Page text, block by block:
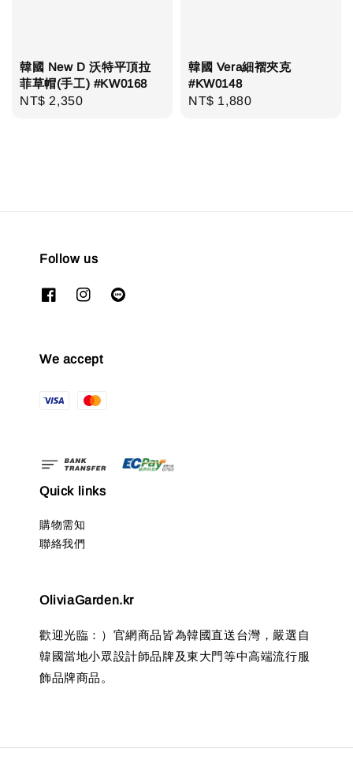
韓國 New D 沃特平頂拉
菲草帽(手工) #KW0168
Regular
NT$ 2,350
韓國 Vera細褶夾克
#KW0148
Regular
NT$ 1,880
Follow us
We accept
Quick links
購物需知
聯絡我們
OliviaGarden.kr
歡迎光臨：）官網商品皆為韓國直送台灣，嚴選自
韓國當地小眾設計師品牌及東大門等中高端流行服
飾品牌商品。